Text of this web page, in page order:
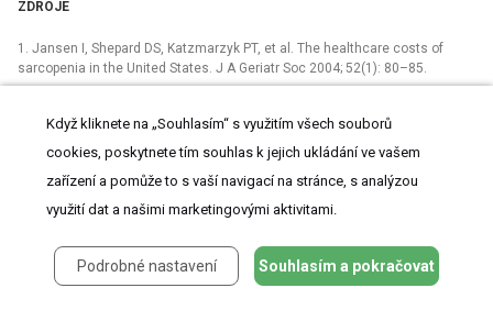
ZDROJE
1. Jansen I, Shepard DS, Katzmarzyk PT, et al. The healthcare costs of
sarcopenia in the United States. J A Geriatr Soc 2004; 52(1): 80–85.
u gerontologického nemocného. Ces ger rev 2003; 2003(1): 32–35.
3. Starke J, Schneider H, Alteheld B, et al. Short-term individual nutritional
care as part of routine clinical setting improves outcome and quality of life
in malnourished medical patients. Clin Nutr 2011; 30(2): 194–201.
and carbohydrate supplementation ameliorates muscle protein loss in
humans during 28 days bedrem. J Clin Endocrin Metab 2004; 89(9): 4351–
Když kliknete na „Souhlasím“ s využitím všech souborů
cookies, poskytnete tím souhlas k jejich ukládání ve vašem
zařízení a pomůže to s vaší navigací na stránce, s analýzou
využití dat a našimi marketingovými aktivitami.
Podrobné nastavení Souhlasím a pokračovat